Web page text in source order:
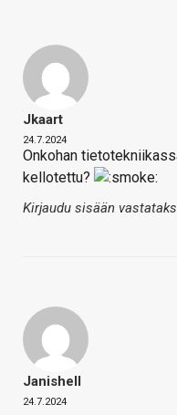
Jkaart
24.7.2024
Onkohan
kellotettu?
Kirjaudu sisään
Janishell
24.7.2024